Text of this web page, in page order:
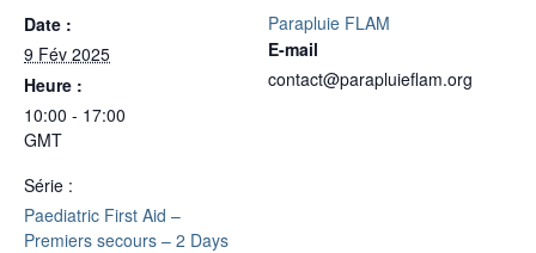
Date :
9 Fév 2025
Heure :
10:00 - 17:00
GMT
Série :
Paediatric First Aid –
Premiers secours – 2 Days
Parapluie FLAM
E-mail
contact@parapluieflam.org